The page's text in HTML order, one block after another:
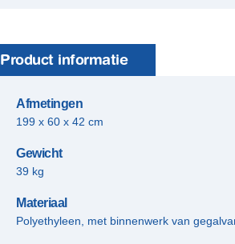
Product informatie
Afmetingen
199 x 60 x 42 cm
Gewicht
39 kg
Materiaal
Polyethyleen, met binnenwerk van